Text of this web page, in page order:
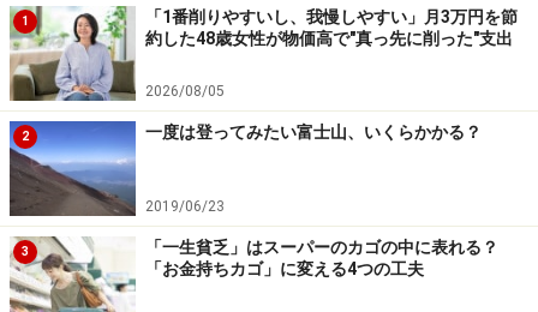
東京電力・・・Tポイント、Ponta 1,000円につき5ポイ
ント
ＥＮＥＯＳでんき・・・Tポイント 200円につき1ポイ
ント
ソフトバンクでんき・・・1,000円につき1ポイント
電力買取も自由化
1
「1番削りやすいし、我慢しやすい」月3万円を節
約した48歳女性が物価高で"真っ先に削った"支出
2026/08/05
2 一度は登ってみたい富士山、いくらかかる？
2019/06/23
3
「一生貧乏」はスーパーのカゴの中に表れる？
「お金持ちカゴ」に変える4つの工夫